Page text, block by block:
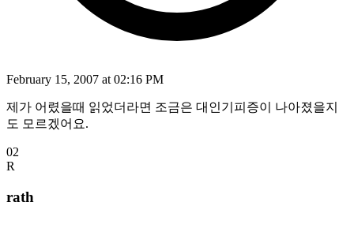
February 15, 2007 at 02:16 PM
제가 어렸을때 읽었더라면 조금은 대인기피증이 나아졌을지
도 모르겠어요.
02
R
rath